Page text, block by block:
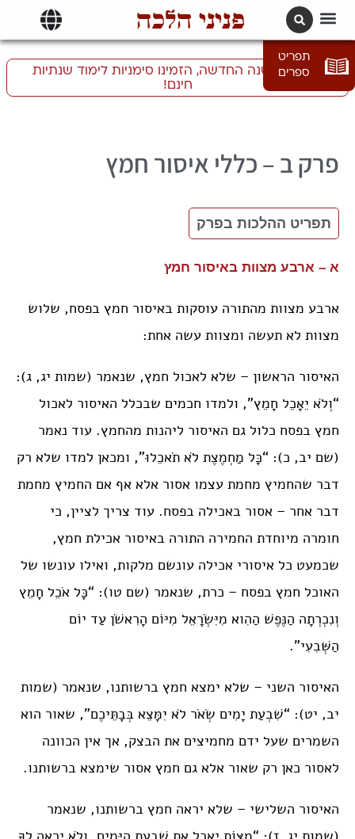
פניני הלכה
תפריט
ספרים
התכוננו לשנה החדשה, הזמינו סימניות לימוד שנתיות
חינם!
ב – כללי איסור חמץ
תפריט ההלכות בפרק
א – ארבע מצוות באיסור חמץ
ארבע מצוות מהתורה עוסקות באיסור חמץ בפסח, שלוש
מצוות לא תעשה ומצוות עשה אחת:
האיסור הראשון – שלא לאכול חמץ, שנאמר (שמות יג, ג):
“וְלֹא יֵאָכֵל חָמֵץ”, ולמדו חכמים שבכלל האיסור לאכול
חמץ בפסח כלול גם האיסור ליהנות מהחמץ. עוד נאמר
(שם יב, כ): “כָּל מַחְמֶצֶת לֹא תֹאכֵלוּ”, ומכאן למדו שלא רק
דבר שהחמיץ מחמת עצמו אסור אלא אף אם החמיץ מחמת
דבר אחר – אסור באכילה בפסח. עוד צריך לציין, כי
חומרה מיוחדת החמירה התורה באיסור אכילת חמץ,
שכמעט כל איסורי אכילה עונשם מלקות, ואילו עונשו של
האוכל חמץ בפסח – כרת, שנאמר (שם טו): “כָּל אֹכֵל חָמֵץ
וְנִכְרְתָה הַנֶּפֶשׁ הַהִוא מִיִּשְׂרָאֵל מִיּוֹם הָרִאשֹׁן עַד יוֹם
הַשְּׁבִעִי”.
האיסור השני – שלא ימצא חמץ ברשותנו, שנאמר (שמות
יב, יט): “שִׁבְעַת יָמִים שְׂאֹר לֹא יִמָּצֵא בְּבָתֵּיכֶם”, שאור הוא
השמרים שעל ידם מחמיצים את הבצק, אך אין הכוונה
לאסור כאן רק שאור אלא גם חמץ אסור שימצא ברשותנו.
האיסור השלישי – שלא יראה חמץ ברשותנו, שנאמר